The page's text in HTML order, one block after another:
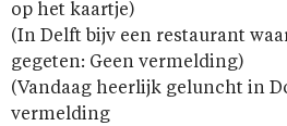
op het kaartje)
(In Delft bijv een restaurant
gegeten: Geen vermelding)
(Vandaag heerlijk geluncht in
vermelding